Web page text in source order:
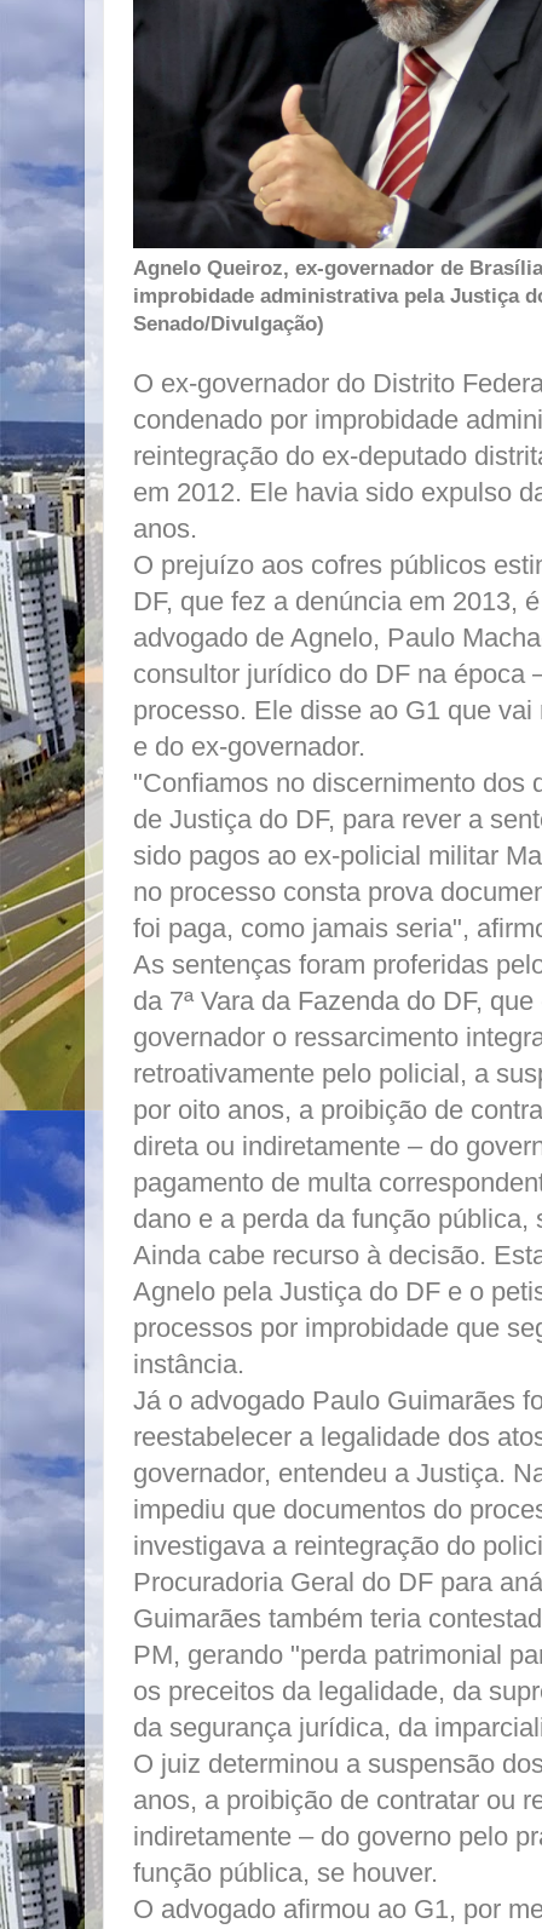
Agnelo Queiroz, ex-governador de
improbidade administrativa pela Justiça
Senado/Divulgação)
O ex-governador do Distrito
condenado por improbidade
reintegração do ex-deputado
em 2012. Ele havia sido expulso
anos.
O prejuízo aos cofres públicos
DF, que fez a denúncia em 2013,
advogado de Agnelo, Paulo
consultor jurídico do DF na época
processo. Ele disse ao G1 que
e do ex-governador.
"Confiamos no discernimento dos
de Justiça do DF, para rever a
sido pagos ao ex-policial militar
no processo consta prova
foi paga, como jamais seria",
As sentenças foram proferidas
da 7ª Vara da Fazenda do DF,
governador o ressarcimento
retroativamente pelo policial, a
por oito anos, a proibição de
direta ou indiretamente – do
pagamento de multa
dano e a perda da função pública,
Ainda cabe recurso à decisão.
Agnelo pela Justiça do DF e o
processos por improbidade que
instância.
Já o advogado Paulo Guimarães
reestabelecer a legalidade dos
governador, entendeu a Justiça.
impediu que documentos do
investigava a reintegração do
Procuradoria Geral do DF para
Guimarães também teria
PM, gerando "perda patrimonial
os preceitos da legalidade, da
da segurança jurídica, da
O juiz determinou a suspensão
anos, a proibição de contratar ou
indiretamente – do governo pelo
função pública, se houver.
O advogado afirmou ao G1, por